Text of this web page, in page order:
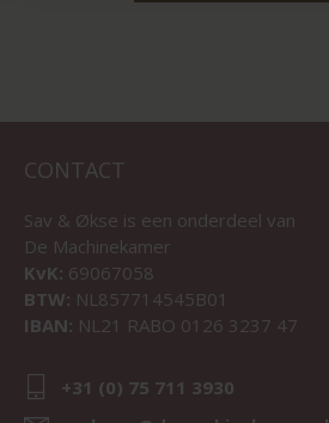
CONTACT
Sav & Økse is een onderdeel van
De Machinekamer
KvK: 69067058
BTW: NL857714545B01
IBAN: NL21 RABO 0126 3237 47
+31 (0) 75 711 3930